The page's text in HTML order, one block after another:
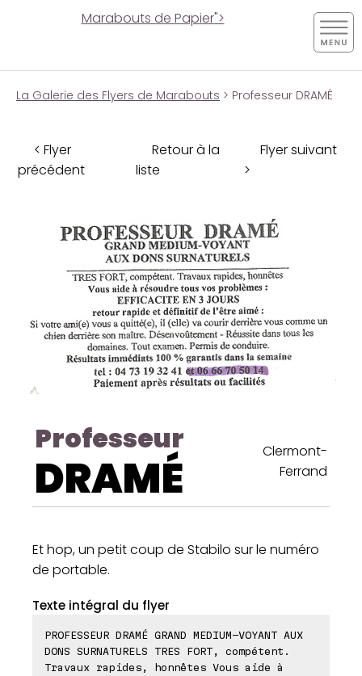
Marabouts de Papier">
La Galerie des Flyers de Marabouts > Professeur DRAMÉ
< Flyer
précédent
Retour à la
liste
Flyer suivant
>
Professeur
DRAMÉ
Clermont-
Ferrand
Et hop, un petit coup de Stabilo sur le numéro
de portable.
Texte intégral du flyer
PROFESSEUR DRAMÉ GRAND MEDIUM-VOYANT AUX
DONS SURNATURELS TRES FORT, compétent.
Travaux rapides, honnêtes Vous aide à